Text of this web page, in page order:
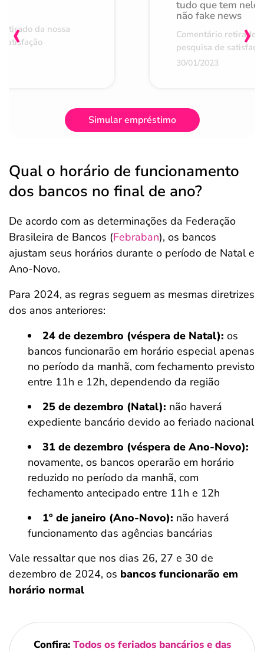
da nossa
tudo que tem nele
não fake news
Comentário retirado
pesquisa de
30/01/2023
‹ ›
Simular empréstimo
Qual o horário de funcionamento
dos bancos no final de ano?
De acordo com as determinações da Federação
Brasileira de Bancos (Febraban), os bancos
ajustam seus horários durante o período de Natal e
Ano-Novo.
Para 2024, as regras seguem as mesmas diretrizes
dos anos anteriores:
24 de dezembro (véspera de Natal): os
bancos funcionarão em horário especial apenas
no período da manhã, com fechamento previsto
entre 11h e 12h, dependendo da região
25 de dezembro (Natal): não haverá
expediente bancário devido ao feriado nacional
31 de dezembro (véspera de Ano-Novo):
novamente, os bancos operarão em horário
reduzido no período da manhã, com
fechamento antecipado entre 11h e 12h
1º de janeiro (Ano-Novo): não haverá
funcionamento das agências bancárias
Vale ressaltar que nos dias 26, 27 e 30 de
dezembro de 2024, os bancos funcionarão em
horário normal
Confira: Todos os feriados bancários e das